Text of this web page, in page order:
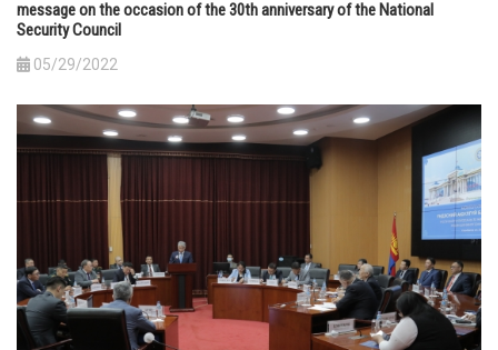
message on the occasion of the 30th anniversary of the National
Security Council
05/29/2022